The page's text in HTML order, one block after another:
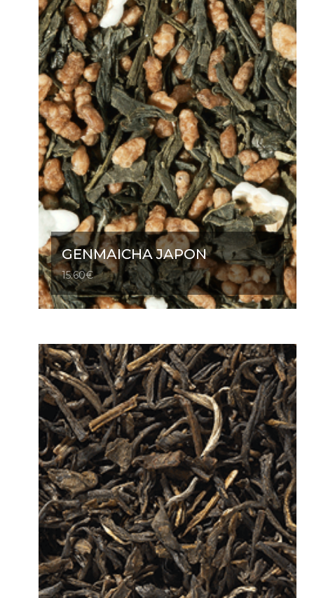
GENMAICHA JAPON
15.60€